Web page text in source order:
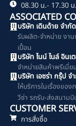
08.30 น.- 17.30 น.
ASSOCIATED
บริษัท เดินด้าย จำกัด
รับผลิต-จำหน่าย งาน
เปื้อน
บริษัท ไนน์ ไนล์ อิน
จำหน่ายสินค้าพรีเมี่
บริษัท เอซร่า กรุ๊ป จ
ให้บริการในเรื่องขอ
วีซ่า รถรับ-ส่งสนามบิ
CUSTOMER
การสั่งซื้อ